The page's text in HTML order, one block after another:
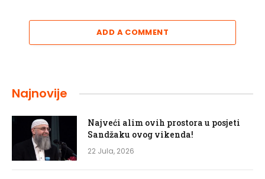
ADD A COMMENT
Najnovije
Najveći alim ovih prostora u posjeti
Sandžaku ovog vikenda!
22 Jula, 2026